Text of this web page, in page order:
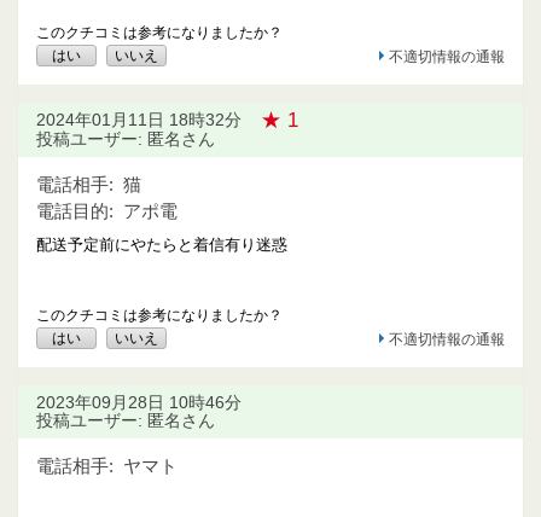
このクチコミは参考になりましたか？
はい
いいえ 不適切情報の通報
2024年01月11日 18時32分 ★ 1
投稿ユーザー: 匿名さん
電話相手: 猫
電話目的: アポ電
配送予定前にやたらと着信有り迷惑
このクチコミは参考になりましたか？
はい
いいえ 不適切情報の通報
2023年09月28日 10時46分
投稿ユーザー: 匿名さん
電話相手: ヤマト